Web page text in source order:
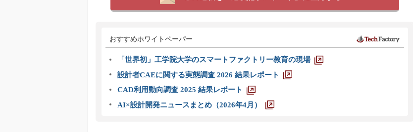
おすすめホワイトペーパー
「世界初」工学院大学のスマートファクトリー教育の現場
設計者CAEに関する実態調査 2026 結果レポート
CAD利用動向調査 2025 結果レポート
AI×設計開発ニュースまとめ（2026年4月）